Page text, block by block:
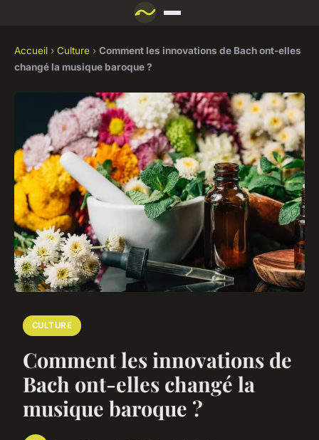
Accueil › Culture › Comment les innovations de Bach ont-elles
changé la musique baroque ?
CULTURE
Comment les innovations de
Bach ont-elles changé la
musique baroque ?